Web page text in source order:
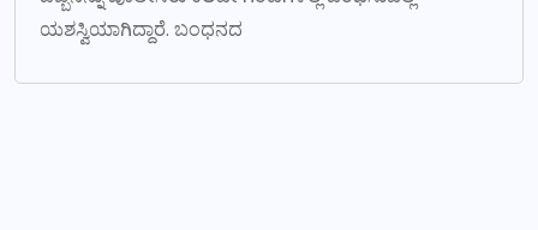
ಯಶಸ್ವಿಯಾಗಿದ್ದಾರೆ. ಬಂಧನದ